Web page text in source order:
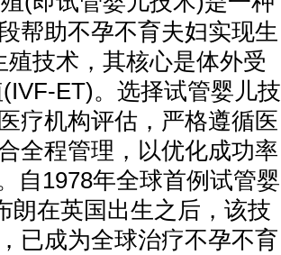
帮助不孕不育夫妇实现生
殖技术，其核心是体外受
ET)。选择试管婴儿技
疗机构评估，严格遵循医
全程管理，以优化成功率
自1978年全球首例试管婴
朗在英国出生之后，该技
已成为全球治疗不孕不育